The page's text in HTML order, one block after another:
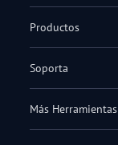
Productos
Soporta
Más Herramientas